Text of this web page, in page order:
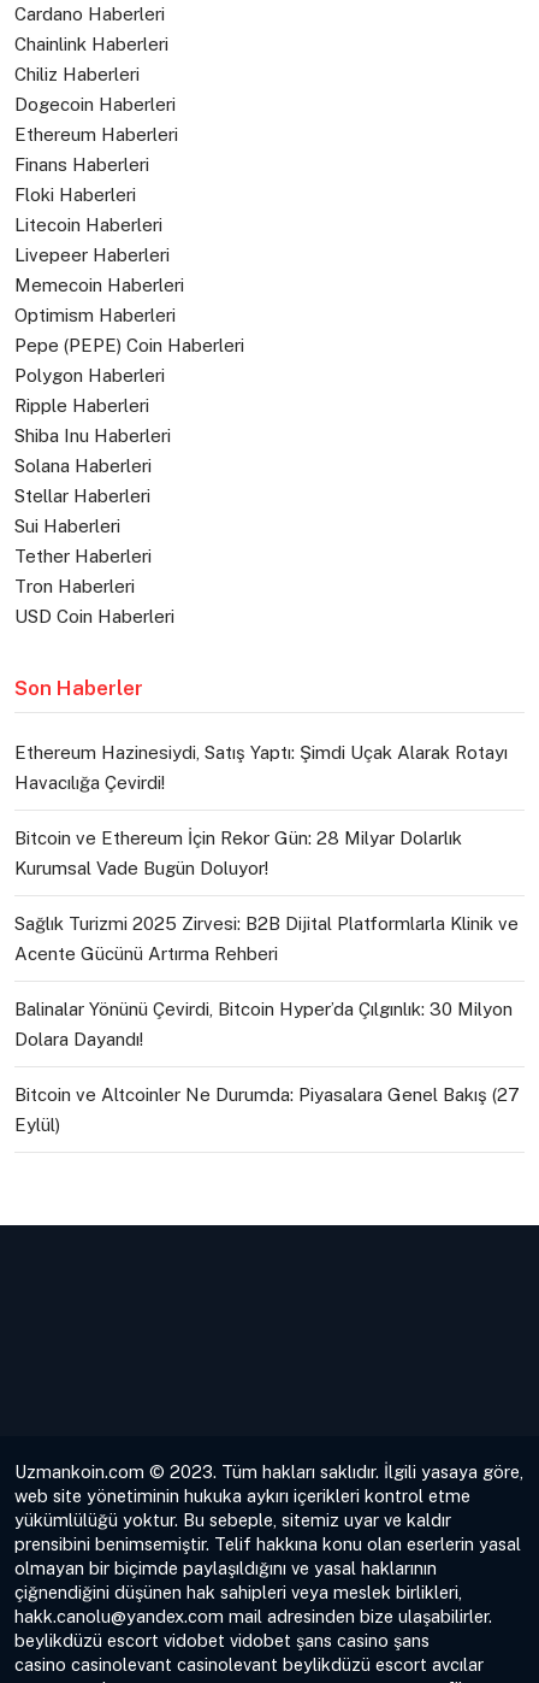
Cardano Haberleri
Chainlink Haberleri
Chiliz Haberleri
Dogecoin Haberleri
Ethereum Haberleri
Finans Haberleri
Floki Haberleri
Litecoin Haberleri
Livepeer Haberleri
Memecoin Haberleri
Optimism Haberleri
Pepe (PEPE) Coin Haberleri
Polygon Haberleri
Ripple Haberleri
Shiba Inu Haberleri
Solana Haberleri
Stellar Haberleri
Sui Haberleri
Tether Haberleri
Tron Haberleri
USD Coin Haberleri
Son Haberler
Ethereum Hazinesiydi, Satış Yaptı: Şimdi Uçak Alarak Rotayı
Havacılığa Çevirdi!
Bitcoin ve Ethereum İçin Rekor Gün: 28 Milyar Dolarlık
Kurumsal Vade Bugün Doluyor!
Sağlık Turizmi 2025 Zirvesi: B2B Dijital Platformlarla Klinik ve
Acente Gücünü Artırma Rehberi
Balinalar Yönünü Çevirdi, Bitcoin Hyper’da Çılgınlık: 30 Milyon
Dolara Dayandı!
Bitcoin ve Altcoinler Ne Durumda: Piyasalara Genel Bakış (27
Eylül)
Uzmankoin.com © 2023. Tüm hakları saklıdır. İlgili yasaya göre,
web site yönetiminin hukuka aykırı içerikleri kontrol etme
yükümlülüğü yoktur. Bu sebeple, sitemiz uyar ve kaldır
prensibini benimsemiştir. Telif hakkına konu olan eserlerin yasal
olmayan bir biçimde paylaşıldığını ve yasal haklarının
çiğnendiğini düşünen hak sahipleri veya meslek birlikleri,
hakk.canolu@yandex.com mail adresinden bize ulaşabilirler.
beylikdüzü escort vidobet vidobet şans casino şans
casino casinolevant casinolevant beylikdüzü escort avcılar